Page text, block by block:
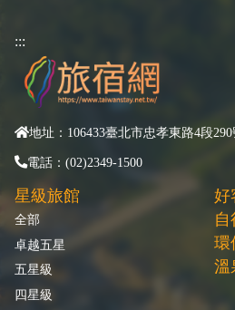
:::
地址：106433臺北市忠孝東路4段
電話：(02)2349-1500
星級旅館
全部
卓越五星
五星級
四星級
好
環
溫